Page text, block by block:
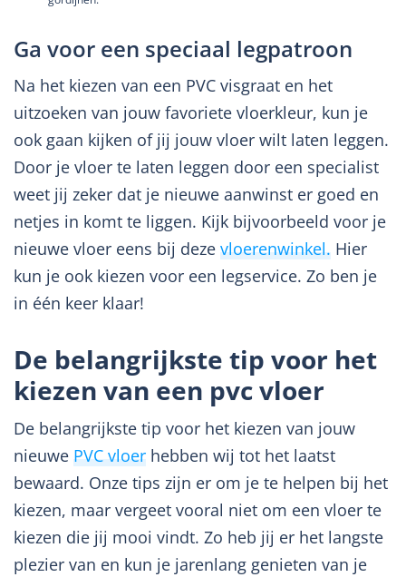
Ga voor een speciaal legpatroon
Na het kiezen van een PVC visgraat en het
uitzoeken van jouw favoriete vloerkleur, kun je
ook gaan kijken of jij jouw vloer wilt laten leggen.
Door je vloer te laten leggen door een specialist
weet jij zeker dat je nieuwe aanwinst er goed en
netjes in komt te liggen. Kijk bijvoorbeeld voor je
nieuwe vloer eens bij deze vloerenwinkel. Hier
kun je ook kiezen voor een legservice. Zo ben je
in één keer klaar!
De belangrijkste tip voor het
kiezen van een pvc vloer
De belangrijkste tip voor het kiezen van jouw
nieuwe PVC vloer hebben wij tot het laatst
bewaard. Onze tips zijn er om je te helpen bij het
kiezen, maar vergeet vooral niet om een vloer te
kiezen die jij mooi vindt. Zo heb jij er het langste
plezier van en kun je jarenlang genieten van je